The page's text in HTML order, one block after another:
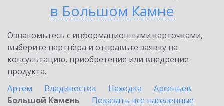
в Большом Камне
Ознакомьтесь с информационными карточками,
выберите партнёра и отправьте заявку на
консультацию, приобретение или внедрение
продукта.
Артем
Владивосток Находка
Арсеньев
Большой Камень
Показать все населенные